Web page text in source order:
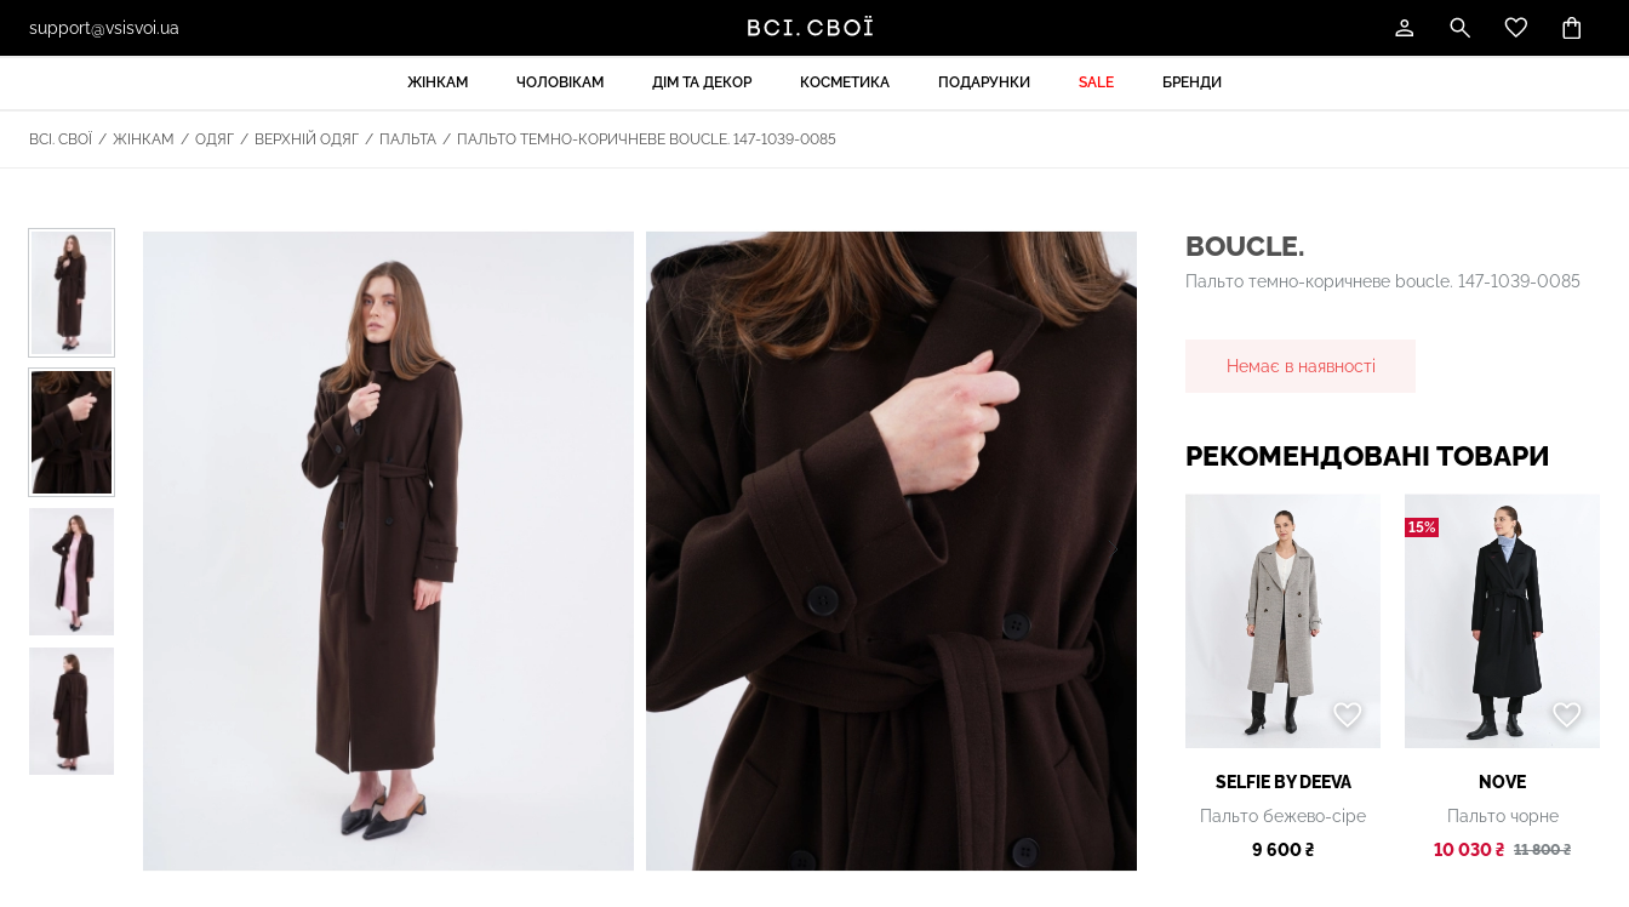
support@vsisvoi.ua
ЖІНКАМ ЧОЛОВІКАМ ДІМ ТА ДЕКОР КОСМЕТИКА ПОДАРУНКИ SALE БРЕНДИ
ВСІ. СВОЇ / ЖІНКАМ / ОДЯГ / ВЕРХНІЙ ОДЯГ / ПАЛЬТА / ПАЛЬТО ТЕМНО-КОРИЧНЕВЕ BOUCLE. 147-1039-0085
BOUCLE.
Пальто темно-коричневе boucle. 147-1039-0085
Немає в наявності
РЕКОМЕНДОВАНІ ТОВАРИ
SELFIE BY DEEVA
Пальто бежево-сіре
9 600 ₴
15%
NOVE
Пальто чорне
10 030 ₴ 11 800 ₴